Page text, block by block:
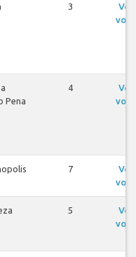
3
Ver
voos
Pena
4
Ver
voos
7
Ver
voos
5
Ver
voos